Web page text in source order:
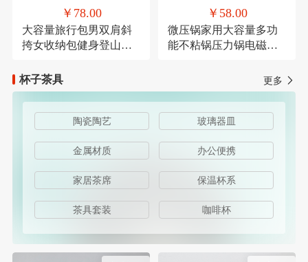
￥78.00
大容量旅行包男双肩斜
挎女收纳包健身登山运
￥58.00
微压锅家用大容量多功
能不粘锅压力锅电磁炉
杯子茶具
更多
陶瓷陶艺 玻璃器皿
金属材质 办公便携
家居茶席 保温杯系
茶具套装 咖啡杯